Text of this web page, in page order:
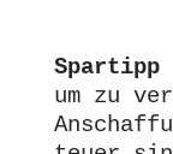
Spartipp
um zu